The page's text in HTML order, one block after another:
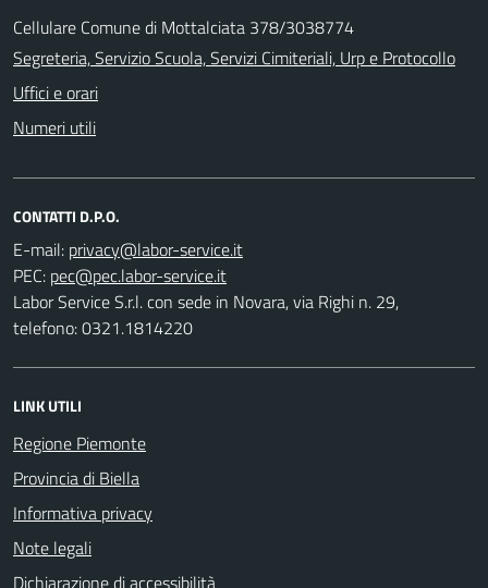
Cellulare Comune di Mottalciata 378/3038774
Segreteria, Servizio Scuola, Servizi Cimiteriali, Urp e Protocollo
Uffici e orari
Numeri utili
CONTATTI D.P.O.
E-mail:
PEC:
Labor Service S.r.l. con sede in Novara, via Righi n. 29,
telefono: 0321.1814220
LINK UTILI
Regione Piemonte
Provincia di Biella
Informativa privacy
Note legali
Dichiarazione di accessibilità